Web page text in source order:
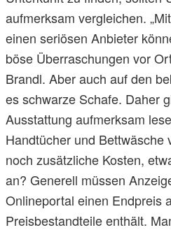
aufmerksam vergleichen.
einen seriösen Anbieter
böse Überraschungen vor
Brandl. Aber auch auf den
es schwarze Schafe. Daher
Ausstattung aufmerksam
Handtücher und Bettwäsche
noch zusätzliche Kosten,
an? Generell müssen
Onlineportal einen Endpreis
Preisbestandteile enthält.